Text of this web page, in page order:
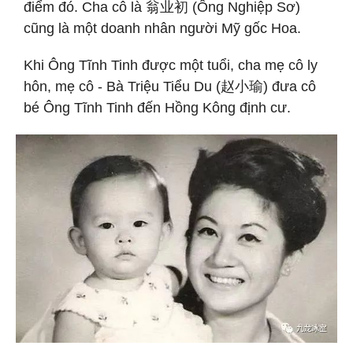
điểm đó. Cha cô là 翁业初 (Ông Nghiệp Sơ)
cũng là một doanh nhân người Mỹ gốc Hoa.
Khi Ông Tĩnh Tinh được một tuổi, cha mẹ cô ly
hôn, mẹ cô - Bà Triệu Tiểu Du (赵小瑜) đưa cô
bé Ông Tĩnh Tinh đến Hồng Kông định cư.